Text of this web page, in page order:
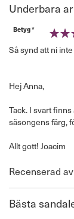
Underbara
Betyg *
Så synd att ni
Hej Anna,
Tack. I svart
säsongens färg,
Allt gott! Joacim
Recenserad av
Bästa